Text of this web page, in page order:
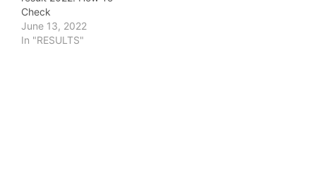
Check
June 13, 2022
In "RESULTS"